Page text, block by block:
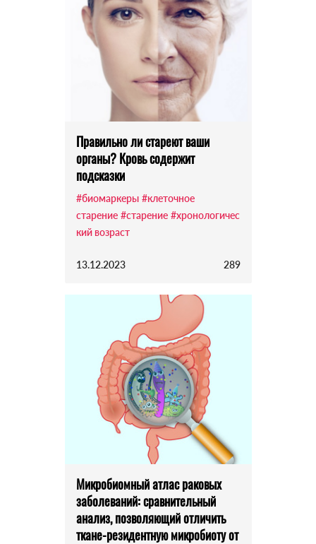
Правильно ли стареют ваши
органы? Кровь содержит
подсказки
#биомаркеры #клеточное
старение #старение #хронологичес
кий возраст
13.12.2023 289
Микробиомный атлас раковых
заболеваний: сравнительный
анализ, позволяющий отличить
ткане-резидентную микробиоту от